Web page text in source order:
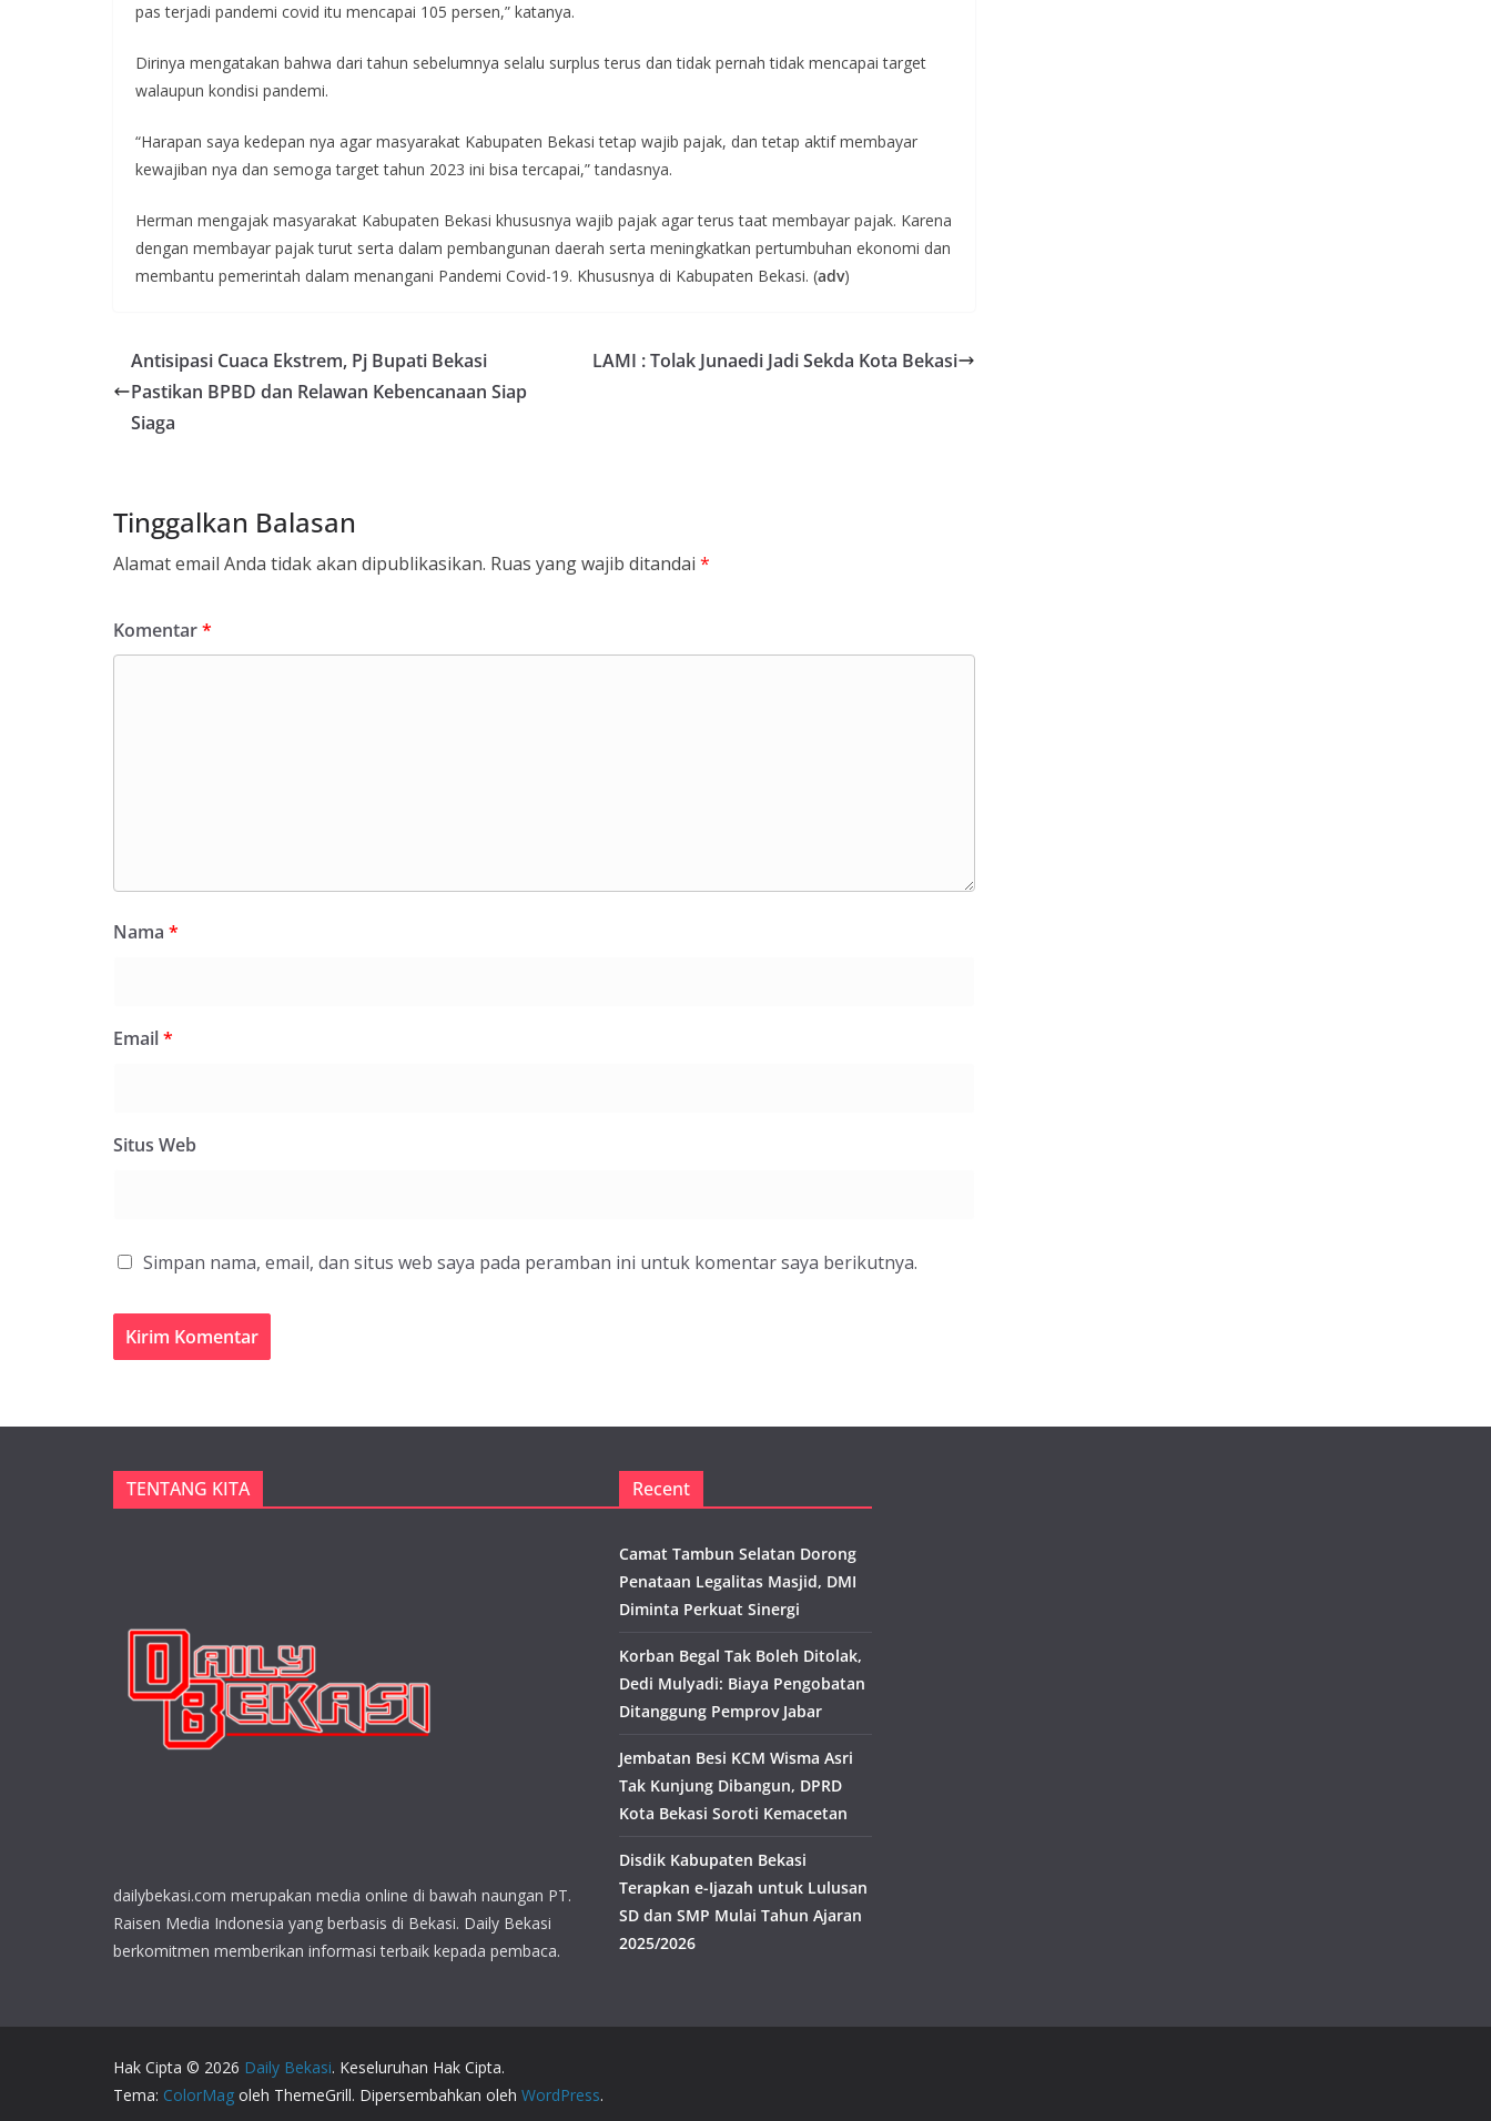
pas terjadi pandemi covid itu mencapai 105 persen,” katanya.
Dirinya mengatakan bahwa dari tahun sebelumnya selalu surplus terus dan tidak pernah tidak mencapai target
walaupun kondisi pandemi.
“Harapan saya kedepan nya agar masyarakat Kabupaten Bekasi tetap wajib pajak, dan tetap aktif membayar
kewajiban nya dan semoga target tahun 2023 ini bisa tercapai,” tandasnya.
Herman mengajak masyarakat Kabupaten Bekasi khususnya wajib pajak agar terus taat membayar pajak. Karena
dengan membayar pajak turut serta dalam pembangunan daerah serta meningkatkan pertumbuhan ekonomi dan
membantu pemerintah dalam menangani Pandemi Covid-19. Khususnya di Kabupaten Bekasi. (adv)
Antisipasi Cuaca Ekstrem, Pj Bupati Bekasi
Pastikan BPBD dan Relawan Kebencanaan Siap
Siaga
LAMI : Tolak Junaedi Jadi Sekda Kota Bekasi
Tinggalkan Balasan
Alamat email Anda tidak akan dipublikasikan. Ruas yang wajib ditandai *
Komentar*
Nama *
Email*
Situs Web
Simpan nama, email, dan situs web saya pada peramban ini untuk komentar saya berikutnya.
TENTANG KITA
dailybekasi.com merupakan media online di bawah naungan PT.
Raisen Media Indonesia yang berbasis di Bekasi. Daily Bekasi
berkomitmen memberikan informasi terbaik kepada pembaca.
Recent
Camat Tambun Selatan Dorong
Penataan Legalitas Masjid, DMI
Diminta Perkuat Sinergi
Korban Begal Tak Boleh Ditolak,
Dedi Mulyadi: Biaya Pengobatan
Ditanggung Pemprov Jabar
Jembatan Besi KCM Wisma Asri
Tak Kunjung Dibangun, DPRD
Kota Bekasi Soroti Kemacetan
Disdik Kabupaten Bekasi
Terapkan e-Ijazah untuk Lulusan
SD dan SMP Mulai Tahun Ajaran
2025/2026
Hak Cipta © 2026 Daily Bekasi. Keseluruhan Hak Cipta.
Tema: ColorMag oleh ThemeGrill. Dipersembahkan oleh WordPress.